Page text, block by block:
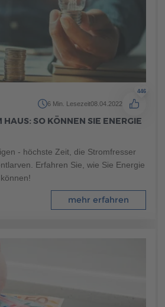
FINDEN
6 Min. Lesezeit08.04.2022
446
HAUS: SO KÖNNEN SIE ENERGIE
- höchste Zeit, die Stromfresser
Erfahren Sie, wie Sie Energie
mehr erfahren